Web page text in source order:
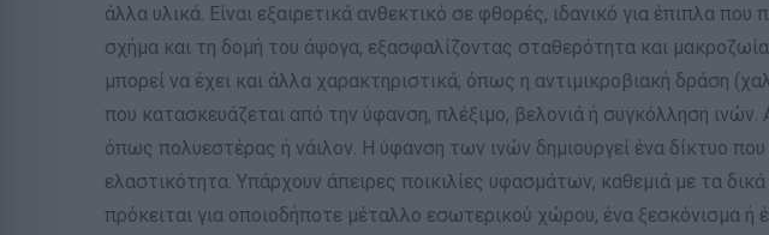
άλλα υλικά. Είναι εξαιρετικά ανθεκτικό σε φθορές, ιδανικό για έπιπλα
σχήμα και τη δομή του άψογα, εξασφαλίζοντας σταθερότητα και
μπορεί να έχει και άλλα χαρακτηριστικά, όπως η αντιμικροβιακή δράση
που κατασκευάζεται από την ύφανση, πλέξιμο, βελονιά ή συγκόλληση ινών.
όπως πολυεστέρας ή νάιλον. Η ύφανση των ινών δημιουργεί ένα δίκτυο
ελαστικότητα. Υπάρχουν άπειρες ποικιλίες υφασμάτων, καθεμιά με τα
πρόκειται για οποιοδήποτε μέταλλο εσωτερικού χώρου, ένα ξεσκόνισμα ή